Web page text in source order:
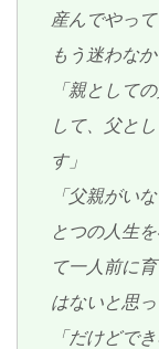
産んでやっ
もう迷わな
「親として
して、父と
す」
「父親がい
とつの人生
て一人前に
はないと思っ
「だけどで